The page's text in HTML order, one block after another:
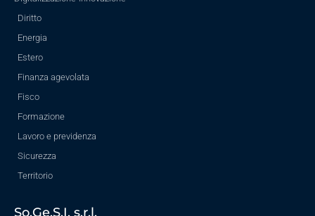
Diritto
Energia
Estero
Finanza agevolata
Fisco
Formazione
Lavoro e previdenza
Sicurezza
Territorio
So.Ge.S.I. s.r.l.